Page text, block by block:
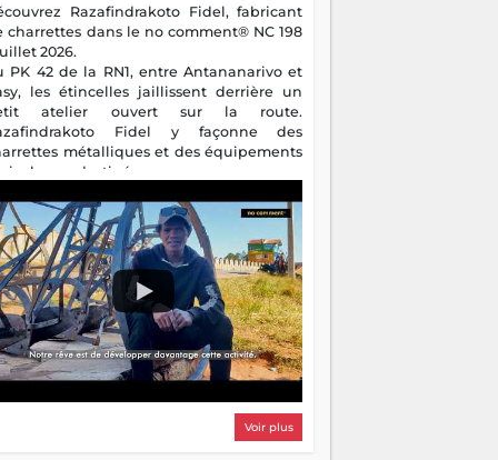
Razafindrakoto Fidel, fabricant
charrettes dans le no comment® NC 198
2026.
PK 42 de la RN1, entre Antananarivo et
les étincelles jaillissent derrière un
atelier ouvert sur la route.
Fidel y façonne des
métalliques et des équipements
destinés aux campagnes
il perpétue un métier discret mais
Voir plus